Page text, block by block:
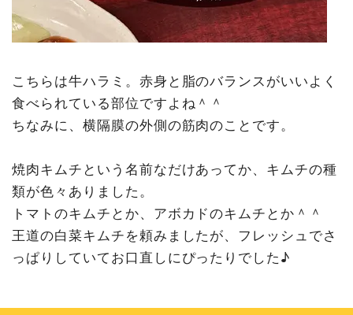
こちらは牛ハラミ。赤身と脂のバランスがいいよく
食べられている部位ですよね＾＾
ちなみに、横隔膜の外側の筋肉のことです。
焼肉キムチという名前なだけあってか、キムチの種
類が色々ありました。
トマトのキムチとか、アボカドのキムチとか＾＾
王道の白菜キムチを頼みましたが、フレッシュでさ
っぱりしていてお口直しにぴったりでした♪